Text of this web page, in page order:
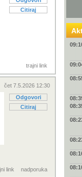
Citiraj
trajni link
čet 7.5.2026 12:30
Odgovori
Citiraj
link nadporuka